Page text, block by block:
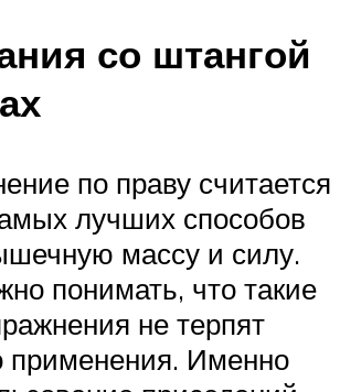
со штангой
по праву считается
лучших способов
массу и силу.
понимать, что такие
не терпят
применения. Именно